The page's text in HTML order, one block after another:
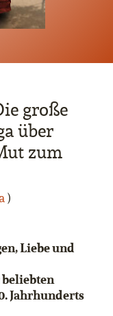
große
über
zum
)
Liebe und
Jahrhunderts